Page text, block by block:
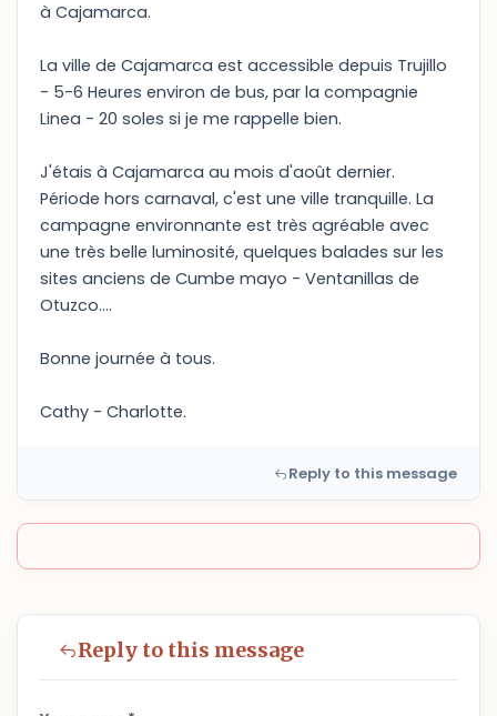
à Cajamarca.
La ville de Cajamarca est accessible depuis Trujillo
- 5-6 Heures environ de bus, par la compagnie
Linea - 20 soles si je me rappelle bien.
J'étais à Cajamarca au mois d'août dernier.
Période hors carnaval, c'est une ville tranquille. La
campagne environnante est très agréable avec
une très belle luminosité, quelques balades sur les
sites anciens de Cumbe mayo - Ventanillas de
Otuzco....
Bonne journée à tous.
Cathy - Charlotte.
Reply to this message
Reply to this message